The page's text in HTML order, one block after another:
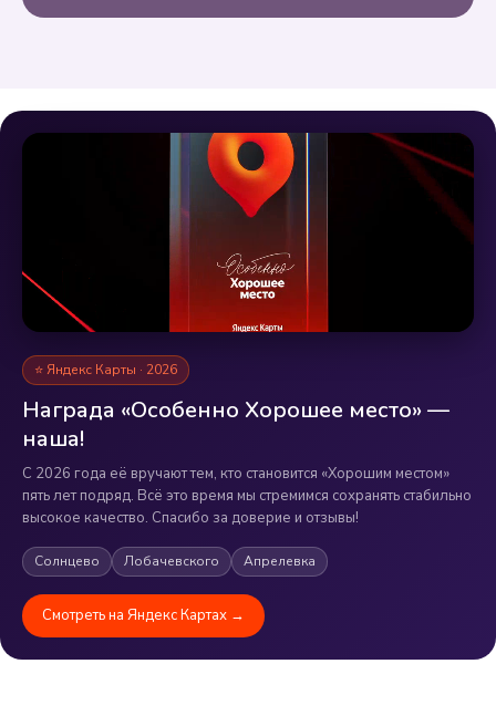
⭐ Яндекс Карты · 2026
Награда «Особенно Хорошее место» —
наша!
С 2026 года её вручают тем, кто становится «Хорошим местом»
пять лет подряд. Всё это время мы стремимся сохранять стабильно
высокое качество. Спасибо за доверие и отзывы!
Солнцево Лобачевского Апрелевка
Смотреть на Яндекс Картах →